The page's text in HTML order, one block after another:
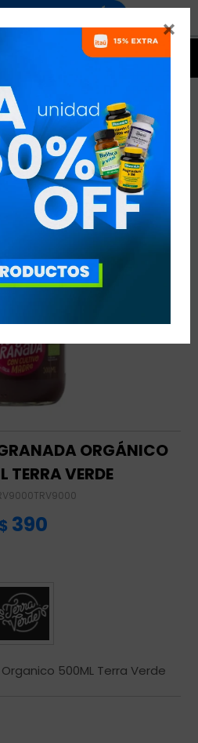

ORGÁNICO
TERRA VERDE
$ 390
500ML Terra Verde